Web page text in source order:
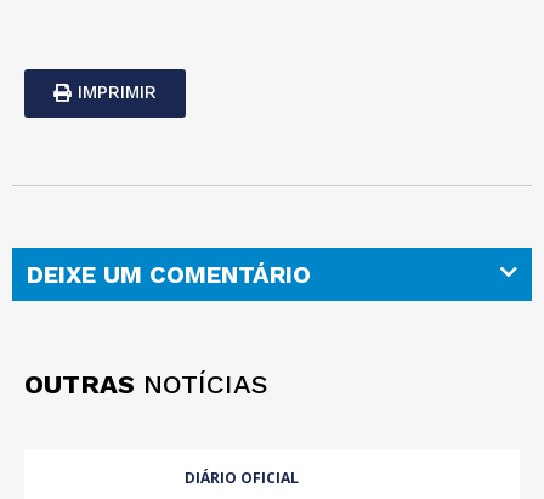
IMPRIMIR
DEIXE UM COMENTÁRIO
OUTRAS NOTÍCIAS
DIÁRIO OFICIAL